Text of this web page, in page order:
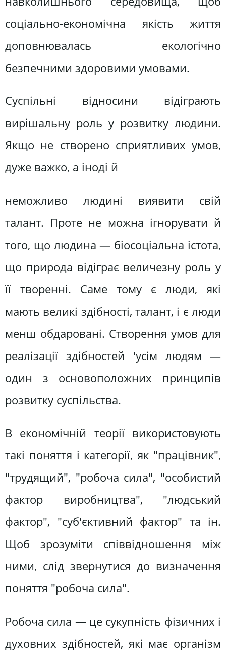
соціально-економічна якість життя
доповнювалась екологічно
безпечними здоровими умовами.
Суспільні відносини відіграють
вирішальну роль у розвитку людини.
Якщо не створено сприятливих умов,
дуже важко, а іноді й
неможливо людині виявити свій
талант. Проте не можна ігнорувати й
того, що людина — біосоціальна істота,
що природа відіграє величезну роль у
її творенні. Саме тому є люди, які
мають великі здібності, талант, і є люди
менш обдаровані. Створення умов для
реалізації здібностей 'усім людям —
один з основоположних принципів
розвитку суспільства.
В економічній теорії використовують
такі поняття і категорії, як "працівник",
"трудящий", "робоча сила", "особистий
фактор виробництва", "людський
фактор", "суб'єктивний фактор" та ін.
Щоб зрозуміти співвідношення між
ними, слід звернутися до визначення
поняття "робоча сила".
Робоча сила — це сукупність фізичних і
духовних здібностей, які має організм